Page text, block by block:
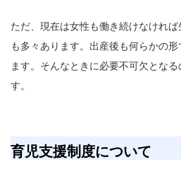
ただ、現在は女性も働き続けなけれ
も多々あります。出産後も何らかの
ます。そんなときに必要不可欠とな
す。
育児支援制度について